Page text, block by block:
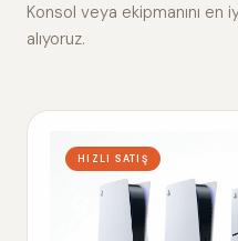
Konsol veya ekipmanını en
alıyoruz.
HIZLI SATIŞ